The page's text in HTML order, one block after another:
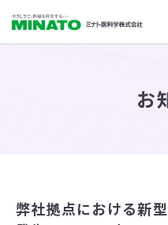
お
弊社拠点における新